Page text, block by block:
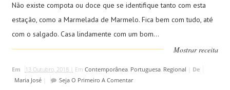
Não existe compota ou doce que se identifique tanto com esta
estação, como a Marmelada de Marmelo. Fica bem com tudo, até
com o salgado. Casa lindamente com um bom...
Mostrar receita
Em 13 Outubro, 2018 | Em Contemporânea, Portuguesa, Regional
De
Maria José| Seja O Primeiro A Comentar